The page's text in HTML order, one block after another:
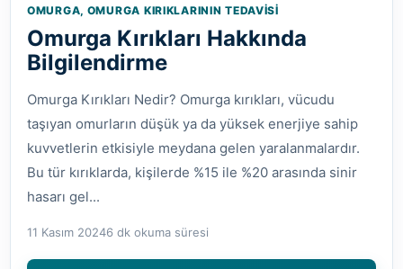
OMURGA, OMURGA KIRIKLARININ TEDAVISI
Omurga Kırıkları Hakkında
Bilgilendirme
Omurga Kırıkları Nedir? Omurga kırıkları, vücudu
taşıyan omurların düşük ya da yüksek enerjiye sahip
kuvvetlerin etkisiyle meydana gelen yaralanmalardır.
Bu tür kırıklarda, kişilerde %15 ile %20 arasında sinir
hasarı gel...
11 Kasım 20246 dk okuma süresi